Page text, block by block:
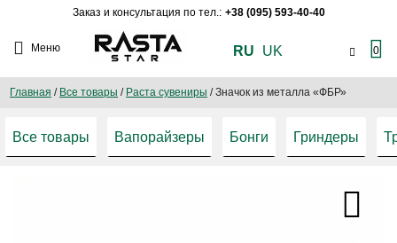
Заказ и консультация по тел.: +38 (095) 593-40-40
Меню RU UK 0
Главная / Все товары / Раста сувениры /Значок из металла «ФБР»
Все товары Вапорайзеры Бонги Гриндеры